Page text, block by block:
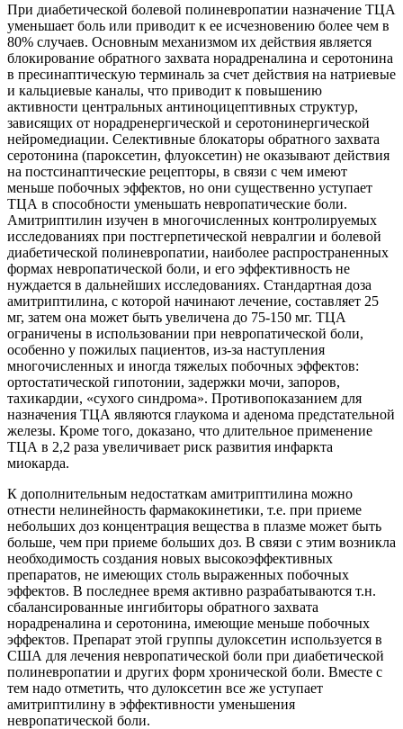
При диабетической болевой полиневропатии назначение ТЦА
уменьшает боль или приводит к ее исчезновению более чем в
80% случаев. Основным механизмом их действия является
блокирование обратного захвата норадреналина и серотонина
в пресинаптическую терминаль за счет действия на натриевые
и кальциевые каналы, что приводит к повышению
активности центральных антиноцицептивных структур,
зависящих от норадренергической и серотонинергической
нейромедиации. Селективные блокаторы обратного захвата
серотонина (пароксетин, флуоксетин) не оказывают действия
на постсинаптические рецепторы, в связи с чем имеют
меньше побочных эффектов, но они существенно уступает
ТЦА в способности уменьшать невропатические боли.
Амитриптилин изучен в многочисленных контролируемых
исследованиях при постгерпетической невралгии и болевой
диабетической полиневропатии, наиболее распространенных
формах невропатической боли, и его эффективность не
нуждается в дальнейших исследованиях. Стандартная доза
амитриптилина, с которой начинают лечение, составляет 25
мг, затем она может быть увеличена до 75-150 мг. ТЦА
ограничены в использовании при невропатической боли,
особенно у пожилых пациентов, из-за наступления
многочисленных и иногда тяжелых побочных эффектов:
ортостатической гипотонии, задержки мочи, запоров,
тахикардии, «сухого синдрома». Противопоказанием для
назначения ТЦА являются глаукома и аденома предстательной
железы. Кроме того, доказано, что длительное применение
ТЦА в 2,2 раза увеличивает риск развития инфаркта
миокарда.
К дополнительным недостаткам амитриптилина можно
отнести нелинейность фармакокинетики, т.е. при приеме
небольших доз концентрация вещества в плазме может быть
больше, чем при приеме больших доз. В связи с этим возникла
необходимость создания новых высокоэффективных
препаратов, не имеющих столь выраженных побочных
эффектов. В последнее время активно разрабатываются т.н.
сбалансированные ингибиторы обратного захвата
норадреналина и серотонина, имеющие меньше побочных
эффектов. Препарат этой группы дулоксетин используется в
США для лечения невропатической боли при диабетической
полиневропатии и других форм хронической боли. Вместе с
тем надо отметить, что дулоксетин все же уступает
амитриптилину в эффективности уменьшения
невропатической боли.